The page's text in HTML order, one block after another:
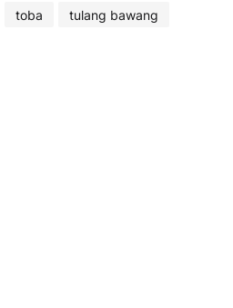
toba tulang bawang